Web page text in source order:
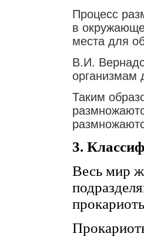
Процесс
в
места для
В.И.
организмам
Таким
3.
Весь мир